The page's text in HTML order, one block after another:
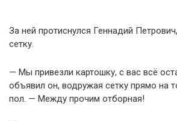
За ней протиснулся Геннадий
сетку.
— Мы привезли картошку, с вас всё
объявил он, водружая сетку прямо на
пол. — Между прочим отборная!